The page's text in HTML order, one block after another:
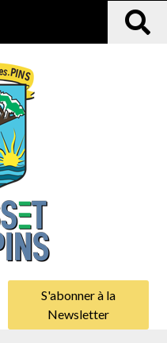
S'abonner à la
Newsletter